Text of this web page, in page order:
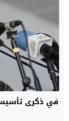
في ذكرى تأسيس